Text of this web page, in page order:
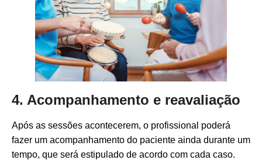
4. Acompanhamento e reavaliação
Após as sessões acontecerem, o profissional poderá
fazer um acompanhamento do paciente ainda durante um
tempo, que será estipulado de acordo com cada caso.